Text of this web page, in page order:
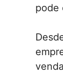
pode